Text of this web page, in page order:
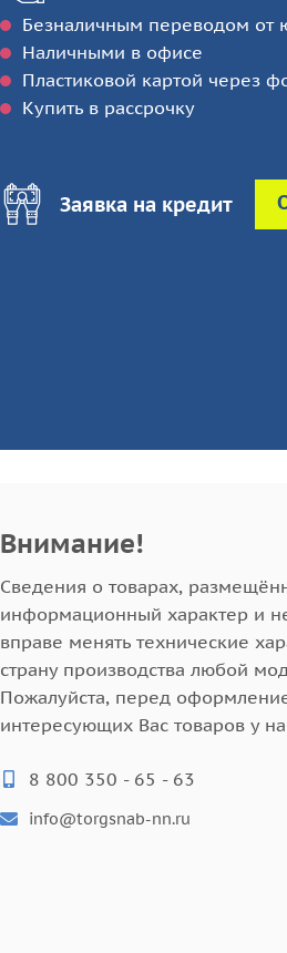
Безналичным переводом от
Наличными в офисе
Пластиковой картой через
Купить в рассрочку
Заявка на кредит
Внимание!
Cведения о товарах,
информационный характер и
вправе менять технические
страну производства любой
Пожалуйста, перед
интересующих Вас товаров у
8 800 350 - 65 - 63
info@torgsnab-nn.ru